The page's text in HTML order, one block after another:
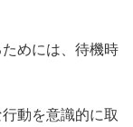
めには、待機時
動を意識的に取